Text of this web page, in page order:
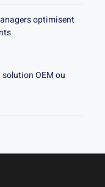
optimisent
OEM ou